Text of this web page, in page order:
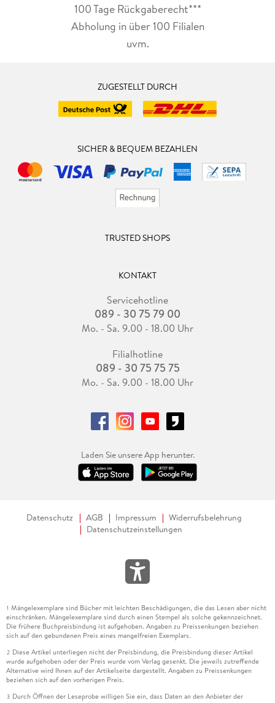
100 Tage Rückgaberecht***
Abholung in über 100 Filialen
uvm.
ZUGESTELLT DURCH
SICHER & BEQUEM BEZAHLEN
TRUSTED SHOPS
KONTAKT
Servicehotline
089 - 30 75 79 00
Mo. - Sa. 9.00 - 18.00 Uhr
Filialhotline
089 - 30 75 75 75
Mo. - Sa. 9.00 - 18.00 Uhr
Laden Sie unsere App herunter.
Datenschutz AGB Impressum
Widerrufsbelehrung
Datenschutzeinstellungen
1 Mängelexemplare sind Bücher mit leichten Beschädigungen, die das Lesen aber nicht
einschränken. Mängelexemplare sind durch einen Stempel als solche gekennzeichnet.
Die frühere Buchpreisbindung ist aufgehoben. Angaben zu Preissenkungen beziehen
sich auf den gebundenen Preis eines mangelfreien Exemplars.
2 Diese Artikel unterliegen nicht der Preisbindung, die Preisbindung dieser Artikel
wurde aufgehoben oder der Preis wurde vom Verlag gesenkt. Die jeweils zutreffende
Alternative wird Ihnen auf der Artikelseite dargestellt. Angaben zu Preissenkungen
beziehen sich auf den vorherigen Preis.
3 Durch Öffnen der Leseprobe willigen Sie ein, dass Daten an den Anbieter der